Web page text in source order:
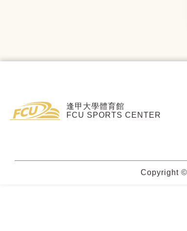
逢甲大學體育館
FCU SPORTS CENTER
Copyright